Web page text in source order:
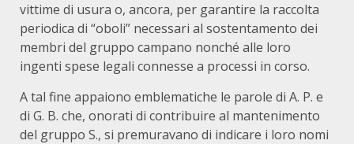
vittime di usura o, ancora, per garantire la raccolta
periodica di “oboli” necessari al sostentamento dei
membri del gruppo campano nonché alle loro
ingenti spese legali connesse a processi in corso.
A tal fine appaiono emblematiche le parole di A. P. e
di G. B. che, onorati di contribuire al mantenimento
del gruppo S., si premuravano di indicare i loro nomi